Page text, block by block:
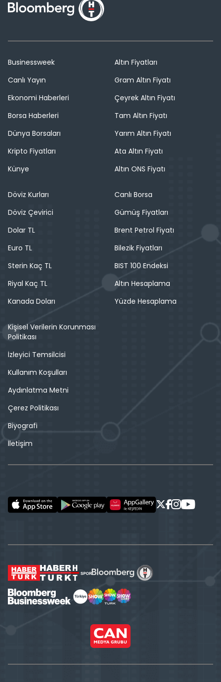
Businessweek
Canlı Yayın
Ekonomi Haberleri
Borsa Haberleri
Dünya Borsaları
Kripto Fiyatları
Künye
Altın Fiyatları
Gram Altın Fiyatı
Çeyrek Altın Fiyatı
Tam Altın Fiyatı
Yarım Altın Fiyatı
Ata Altın Fiyatı
Altın ONS Fiyatı
Döviz Kurları
Döviz Çevirici
Dolar TL
Euro TL
Sterin Kaç TL
Riyal Kaç TL
Kanada Doları
Canlı Borsa
Gümüş Fiyatları
Brent Petrol Fiyatı
Bilezik Fiyatları
BIST 100 Endeksi
Altın Hesaplama
Yüzde Hesaplama
Kişisel Verilerin Korunması
Politikası
İzleyici Temsilcisi
Kullanım Koşulları
Aydınlatma Metni
Çerez Politikası
Biyografi
İletişim